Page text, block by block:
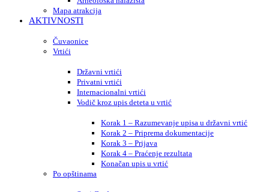
Mapa atrakcija
AKTIVNOSTI
Čuvaonice
Vrtići
Državni vrtići
Privatni vrtići
Internacionalni vrtići
Vodič kroz upis deteta u vrtić
Korak 1 – Razumevanje upisa u državni vrtić
Korak 2 – Priprema dokumentacije
Korak 3 – Prijava
Korak 4 – Praćenje rezultata
Konačan upis u vrtić
Po opštinama